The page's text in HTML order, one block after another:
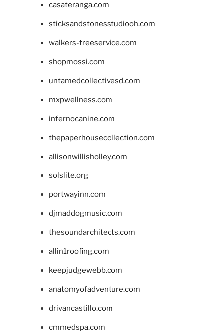
casateranga.com
sticksandstonesstudiooh.com
walkers-treeservice.com
shopmossi.com
untamedcollectivesd.com
mxpwellness.com
infernocanine.com
thepaperhousecollection.com
allisonwillisholley.com
solslite.org
portwayinn.com
djmaddogmusic.com
thesoundarchitects.com
allin1roofing.com
keepjudgewebb.com
anatomyofadventure.com
drivancastillo.com
cmmedspa.com